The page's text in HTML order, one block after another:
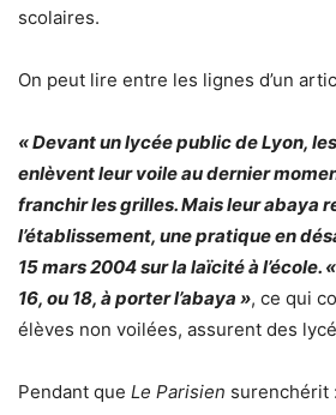
scolaires.
On peut lire entre les lignes d’un
«Devant un lycée public de Lyon,
enlèvent leur voile au dernier
franchir les grilles. Mais leurabaya
l’établissement, une pratique en
15 mars 2004 sur la laïcité à l’école.
16, ou 18, à porter l’abaya », ce qui
élèves non voilées, assurent des
Pendant que Le Parisien surenchérit :